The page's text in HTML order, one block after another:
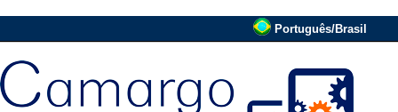
Português/Brasil